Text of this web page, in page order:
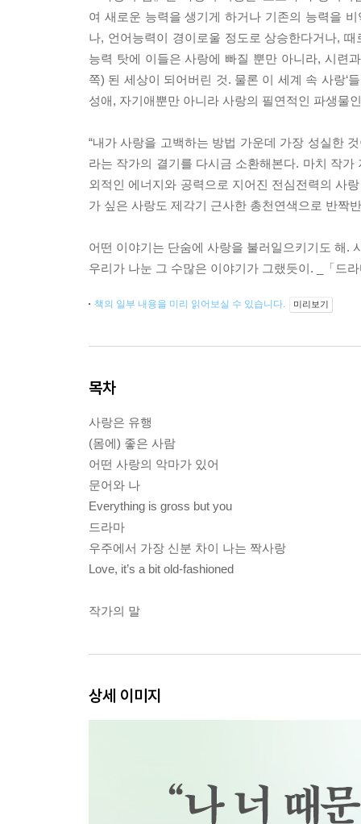
여 새로운 능력을 생기게 하거나 기존의 능력을
나, 언어능력이 경이로울 정도로 상승한다거나,
능력 탓에 이들은 사랑에 빠질 뿐만 아니라, 시련
쪽) 된 세상이 되어버린 것. 물론 이 세계 속 사랑‘
성애, 자기애뿐만 아니라 사랑의 필연적인 파생물
“내가 사랑을 고백하는 방법 가운데 가장 성실한
라는 작가의 결기를 다시금 소환해본다. 마치 작
외적인 에너지와 공력으로 지어진 전심전력의 사
가 싶은 사랑도 제각기 근사한 총천연색으로 반짝
어떤 이야기는 단숨에 사랑을 불러일으키기도 해.
우리가 나눈 그 수많은 이야기가 그랬듯이. _「드
책의 일부 내용을 미리 읽어보실 수 있습니다. 미리보기
목차
사랑은 유행
(몸에) 좋은 사람
어떤 사랑의 악마가 있어
문어와 나
Everything is gross but you
드라마
우주에서 가장 신분 차이 나는 짝사랑
Love, it’s a bit old-fashioned
작가의 말
상세 이미지